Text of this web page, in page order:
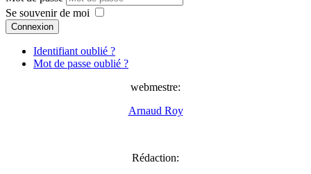
Se souvenir de moi
Connexion
Identifiant oublié ?
Mot de passe oublié ?
webmestre:
Arnaud Roy
Rédaction: